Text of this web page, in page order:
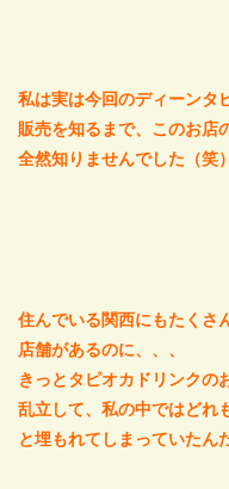
私は実は今回のディーンタ
販売を知るまで、このお店
全然知りませんでした（笑）
住んでいる関西にもたくさ
店舗があるのに、、、
きっとタピオカドリンクの
乱立して、私の中ではどれ
と埋もれてしまっていたん